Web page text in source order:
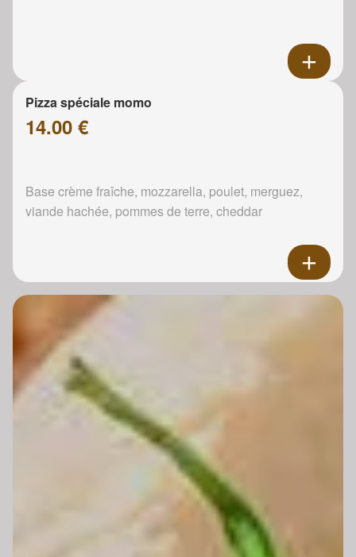
Pizza spéciale momo
14.00 €
Base crème fraîche, mozzarella, poulet, merguez,
viande hachée, pommes de terre, cheddar